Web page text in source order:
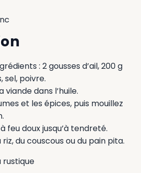
: 2 gousses d’ail, 200 g
sel, poivre.
viande dans l’huile.
et les épices, puis mouillez
feu doux jusqu’à tendreté.
du couscous ou du pain pita.